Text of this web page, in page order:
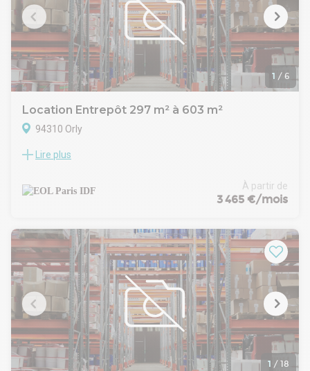
1 / 6
Location Entrepôt 297 m² à 603 m²
94310 Orly
EOL spécialiste de l'immobilier d'entreprise, vous propose à
proximité de l'aéroport et du MIN de Rungis.
Spécificités techniques :
- 2 portes sectionnelles électriques
- Accès poids lourds
- Bureaux 234 m²
- Sanitaires
- Accès direct aux transports en commun (100m du
tramway)
Local rénové dans un parc sécurisé et accolé à l'aéroport
d'Orly.
Nous sommes à votre disposition pour de plus amples
informations et pour organiser une visite.
Lire plus
À partir de
3 465 €/mois
1 / 18